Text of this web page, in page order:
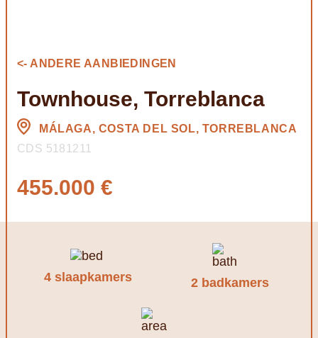
<- ANDERE AANBIEDINGEN
Townhouse, Torreblanca
MÁLAGA, COSTA DEL SOL, TORREBLANCA
CDS 5181211
455.000 €
4 slaapkamers 2 badkamers